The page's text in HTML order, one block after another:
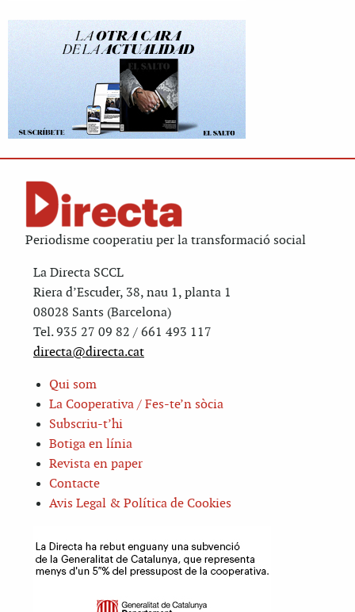
Periodisme cooperatiu per la transformació social
La Directa SCCL
Riera d’Escuder, 38, nau 1, planta 1
08028 Sants (Barcelona)
Tel. 935 27 09 82 / 661 493 117
directa@directa.cat
Qui som
La Cooperativa / Fes-te’n sòcia
Subscriu-t’hi
Botiga en línia
Revista en paper
Contacte
Avis Legal & Política de Cookies